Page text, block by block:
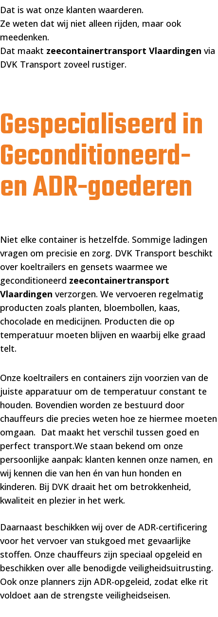
Dat is wat onze klanten waarderen.
Ze weten dat wij niet alleen rijden, maar ook
meedenken.
Dat maakt zeecontainertransport Vlaardingen via
DVK Transport zoveel rustiger.
Gespecialiseerd in
Geconditioneerd-
en ADR-goederen
Niet elke container is hetzelfde. Sommige ladingen
vragen om precisie en zorg. DVK Transport beschikt
over koeltrailers en gensets waarmee we
geconditioneerd zeecontainertransport
Vlaardingen verzorgen. We vervoeren regelmatig
producten zoals planten, bloembollen, kaas,
chocolade en medicijnen. Producten die op
temperatuur moeten blijven en waarbij elke graad
telt.
Onze koeltrailers en containers zijn voorzien van de
juiste apparatuur om de temperatuur constant te
houden. Bovendien worden ze bestuurd door
chauffeurs die precies weten hoe ze hiermee moeten
omgaan. Dat maakt het verschil tussen goed en
perfect transport.We staan bekend om onze
persoonlijke aanpak: klanten kennen onze namen, en
wij kennen die van hen én van hun honden en
kinderen. Bij DVK draait het om betrokkenheid,
kwaliteit en plezier in het werk.
Daarnaast beschikken wij over de ADR-certificering
voor het vervoer van stukgoed met gevaarlijke
stoffen. Onze chauffeurs zijn speciaal opgeleid en
beschikken over alle benodigde veiligheidsuitrusting.
Ook onze planners zijn ADR-opgeleid, zodat elke rit
voldoet aan de strengste veiligheidseisen.